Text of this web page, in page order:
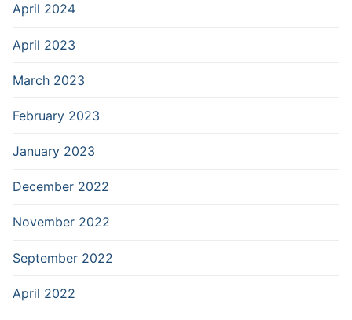
April 2024
April 2023
March 2023
February 2023
January 2023
December 2022
November 2022
September 2022
April 2022